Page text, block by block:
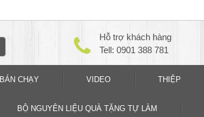
Hỗ trợ khách hàng
Tell: 0901 388 781
BÁN CHẠY VIDEO THIỆP
BỘ NGUYÊN LIỆU QUÀ TẶNG TỰ LÀM